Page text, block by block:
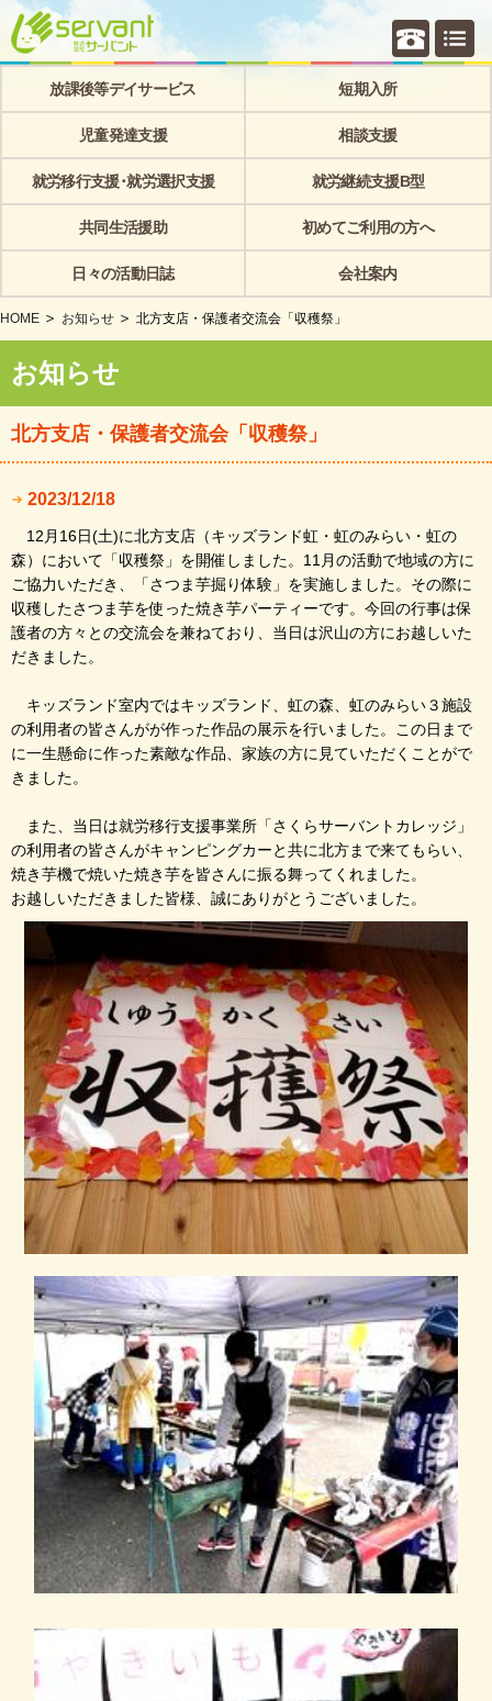
個別相
放課後等デイサービス 短期入所
児童発達支援 相談支援
就労移行支援･就労選択支援 就労継続支援B型
共同生活援助 初めてご利用の方へ
日々の活動日誌 会社案内
HOME お知らせ 北方支店・保護者交流会「収穫祭」
お知らせ
北方支店・保護者交流会「収穫祭」
2023/12/18
12月16日(土)に北方支店（キッズランド虹・虹のみらい・虹の
森）において「収穫祭」を開催しました。11月の活動で地域の方に
ご協力いただき、「さつま芋掘り体験」を実施しました。その際に
収穫したさつま芋を使った焼き芋パーティーです。今回の行事は保
護者の方々との交流会を兼ねており、当日は沢山の方にお越しいた
だきました。
キッズランド室内ではキッズランド、虹の森、虹のみらい３施設
の利用者の皆さんがが作った作品の展示を行いました。この日まで
に一生懸命に作った素敵な作品、家族の方に見ていただくことがで
きました。
また、当日は就労移行支援事業所「さくらサーバントカレッジ」
の利用者の皆さんがキャンピングカーと共に北方まで来てもらい、
焼き芋機で焼いた焼き芋を皆さんに振る舞ってくれました。
お越しいただきました皆様、誠にありがとうございました。